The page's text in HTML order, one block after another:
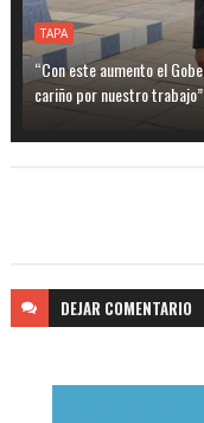
TAPA
“Con este aumento el
cariño por nuestro
DEJAR COMENTARIO